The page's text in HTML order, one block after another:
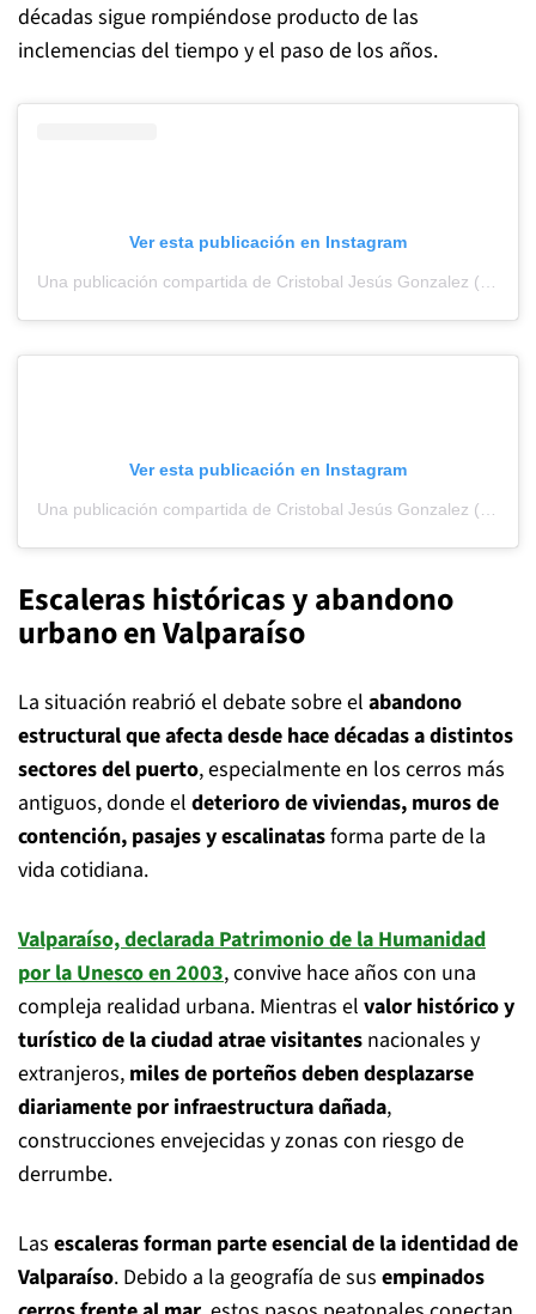
décadas sigue rompiéndose producto de las
inclemencias del tiempo y el paso de los años.
Ver esta publicación en Instagram
Ver esta publicación en Instagram
Escaleras históricas y abandono
urbano en Valparaíso
La situación reabrió el debate sobre el abandono
estructural que afecta desde hace décadas a distintos
sectores del puerto, especialmente en los cerros más
antiguos, donde el deterioro de viviendas, muros de
contención, pasajes y escalinatasforma parte de la
vida cotidiana.
Valparaíso, declarada Patrimonio de la Humanidad
por la Unesco en 2003, convive hace años con una
compleja realidad urbana. Mientras el valor histórico y
turístico de la ciudad atrae visitantes nacionales y
extranjeros, miles de porteños deben desplazarse
diariamente por infraestructura dañada,
construcciones envejecidas y zonas con riesgo de
derrumbe.
Las escaleras forman parte esencial de la identidad de
Valparaíso. Debido a la geografía de sus empinados